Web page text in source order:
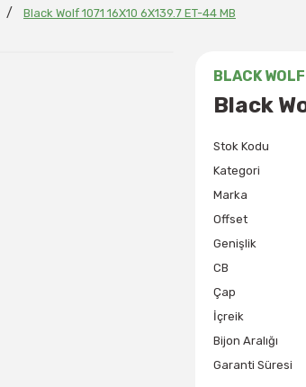
Black Wolf 1071 16X10 6X139.7 ET-44 MB
BLACK
Black
Stok Kodu
Kategori
Marka
Offset
Genişlik
CB
Çap
İçreik
Bijon Aralığı
Garanti Süresi